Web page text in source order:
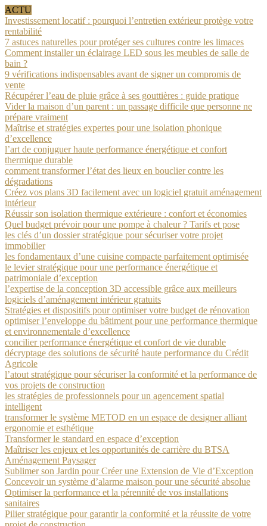
ACTU
Investissement locatif : pourquoi l’entretien extérieur protège votre
rentabilité
7 astuces naturelles pour protéger ses cultures contre les limaces
Comment installer un éclairage LED sous les meubles de salle de
bain ?
9 vérifications indispensables avant de signer un compromis de
vente
Récupérer l’eau de pluie grâce à ses gouttières : guide pratique
Vider la maison d’un parent : un passage difficile que personne ne
prépare vraiment
Maîtrise et stratégies expertes pour une isolation phonique
d’excellence
l’art de conjuguer haute performance énergétique et confort
thermique durable
comment transformer l’état des lieux en bouclier contre les
dégradations
Créez vos plans 3D facilement avec un logiciel gratuit aménagement
intérieur
Réussir son isolation thermique extérieure : confort et économies
Quel budget prévoir pour une pompe à chaleur ? Tarifs et pose
les clés d’un dossier stratégique pour sécuriser votre projet
immobilier
les fondamentaux d’une cuisine compacte parfaitement optimisée
le levier stratégique pour une performance énergétique et
patrimoniale d’exception
l’expertise de la conception 3D accessible grâce aux meilleurs
logiciels d’aménagement intérieur gratuits
Stratégies et dispositifs pour optimiser votre budget de rénovation
optimiser l’enveloppe du bâtiment pour une performance thermique
et environnementale d’excellence
concilier performance énergétique et confort de vie durable
décryptage des solutions de sécurité haute performance du Crédit
Agricole
l’atout stratégique pour sécuriser la conformité et la performance de
vos projets de construction
les stratégies de professionnels pour un agencement spatial
intelligent
transformer le système METOD en un espace de designer alliant
ergonomie et esthétique
Transformer le standard en espace d’exception
Maîtriser les enjeux et les opportunités de carrière du BTSA
Aménagement Paysager
Sublimer son Jardin pour Créer une Extension de Vie d’Exception
Concevoir un système d’alarme maison pour une sécurité absolue
Optimiser la performance et la pérennité de vos installations
sanitaires
Pilier stratégique pour garantir la conformité et la réussite de votre